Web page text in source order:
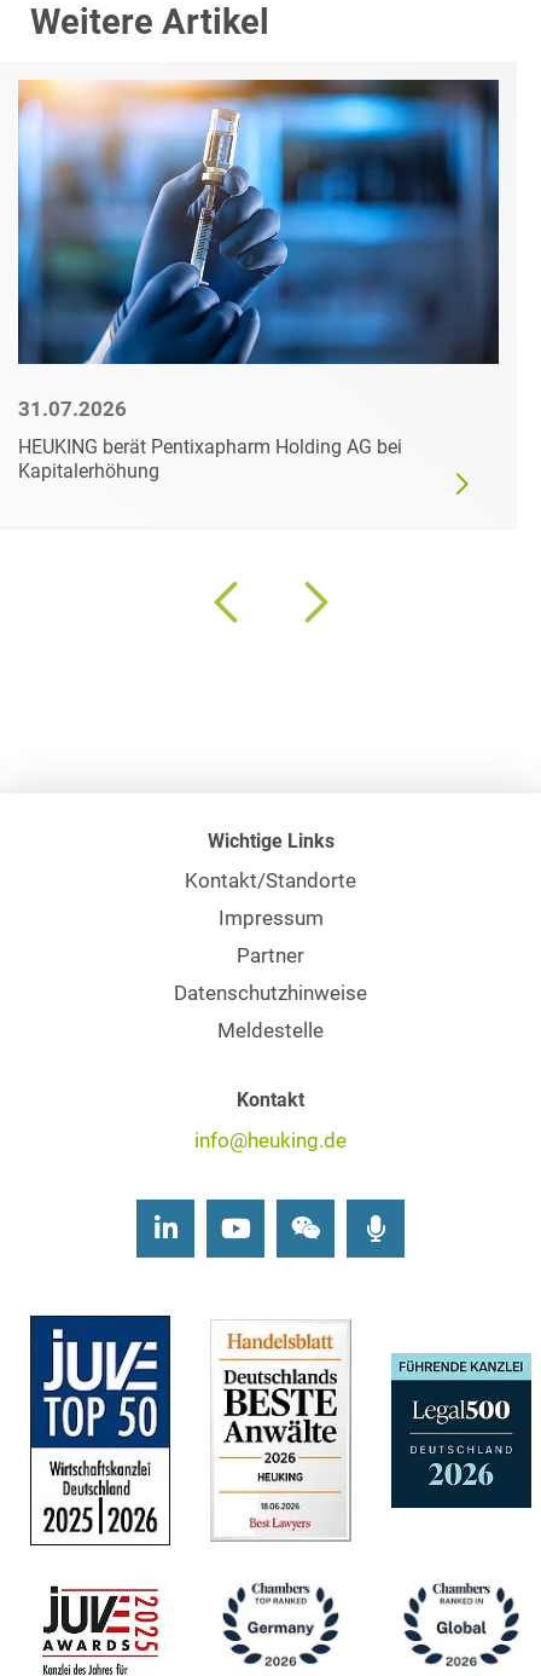
Weitere Artikel
31.07.2026
HEUKING berät Pentixapharm Holding AG bei
Kapitalerhöhung
Wichtige Links
Kontakt/Standorte
Impressum
Partner
Datenschutzhinweise
Meldestelle
Kontakt
info@heuking.de
LinkedInYoutubeWechat